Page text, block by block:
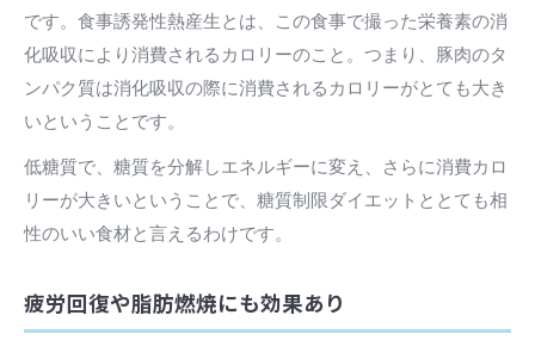
です。食事誘発性熱産生とは、この食事で撮った栄養素の消
化吸収により消費されるカロリーのこと。つまり、豚肉のタ
ンパク質は消化吸収の際に消費されるカロリーがとても大き
いということです。
低糖質で、糖質を分解しエネルギーに変え、さらに消費カロ
リーが大きいということで、糖質制限ダイエットととても相
性のいい食材と言えるわけです。
疲労回復や脂肪燃焼にも効果あり